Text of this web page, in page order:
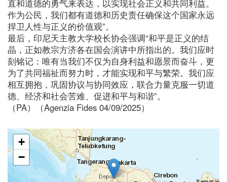
直和道德的勇气来表达，以实现社会正义和共同利益。
作为公民，我们都有道德和历史责任确保这个国家永远
捍卫人性与正义的价值观”。
最后，印尼天主教大学校长协会强调“和平是正义的结
晶，正如教宗方济各在国会演讲中所指出的。我们应时
刻铭记：唯有当我们不仅为自身利益和愿景而奋斗，更
为了共同福祉而努力时，才能实现和平与繁荣。我们应
相互拥抱，巩固协议与协同效应，联合力量克服一切道
德、经济和社会苦难、促进和平与和谐”。
（PA）（Agenzia Fides 04/09/2025）
+
−